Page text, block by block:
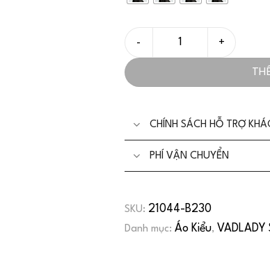
CHÍNH SÁCH HỖ TRỢ
PHÍ VẬN CHUYỂN
SKU: 21044-B230
Danh mục: Áo Kiểu,